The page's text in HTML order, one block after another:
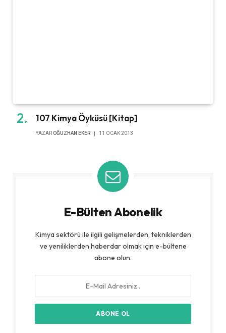
107 Kimya Öyküsü [Kitap]
YAZAR OĞUZHAN EKER 11 OCAK 2013
E-Bülten Abonelik
Kimya sektörü ile ilgili gelişmelerden, tekniklerden
ve yeniliklerden haberdar olmak için e-bültene
abone olun.